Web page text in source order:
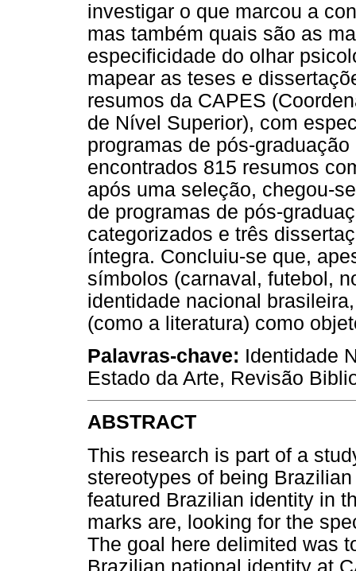
investigar o que marcou a
mas também quais são as
especificidade do olhar
mapear as teses e
resumos da CAPES
de Nível Superior), com
programas de pós-
encontrados 815 resumos
após uma seleção, chegou-
de programas de pós-
categorizados e três
íntegra. Concluiu-se que,
símbolos (carnaval, futebol,
identidade nacional
(como a literatura) como
Palavras-chave: Identidade
Estado da Arte, Revisão
ABSTRACT
This research is part of a
stereotypes of being
featured Brazilian identity in
marks are, looking for the
The goal here delimited was
Brazilian national identity at